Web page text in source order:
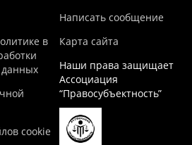
в
cookie
Написать сообщение
Карта сайта
Наши права защищает
Ассоциация
“Правосубъектность”